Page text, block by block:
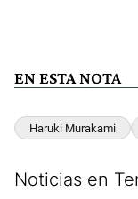
EN ESTA NOTA
Haruki Murakami
Noticias en